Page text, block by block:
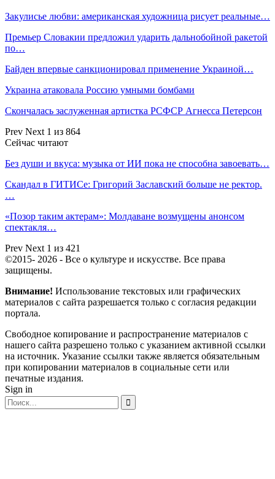
Закулисье любви: американская художница рисует реальные…
Премьер Словакии предложил ударить дальнобойной ракетой
по…
Байден впервые санкционировал применение Украиной…
Украина атаковала Россию умными бомбами
Скончалась заслуженная артистка РСФСР Агнесса Петерсон
Prev Next 1 из 864
Сейчас читают
Без души и вкуса: музыка от ИИ пока не способна завоевать…
Скандал в ГИТИСе: Григорий Заславский больше не ректор.
…
«Позор таким актерам»: Молдаване возмущены анонсом
спектакля…
Prev Next 1 из 421
©2015- 2026 - Все о культуре и искусстве. Все права
защищены.
Внимание! Использование текстовых или графических
материалов с сайта разрешается только c согласия редакции
портала.
Свободное копирование и распространение материалов с
нашего сайта разрешено только с указанием активной ссылки
на источник. Указание ссылки также является обязательным
при копировании материалов в социальные сети или
печатные издания.
Sign in